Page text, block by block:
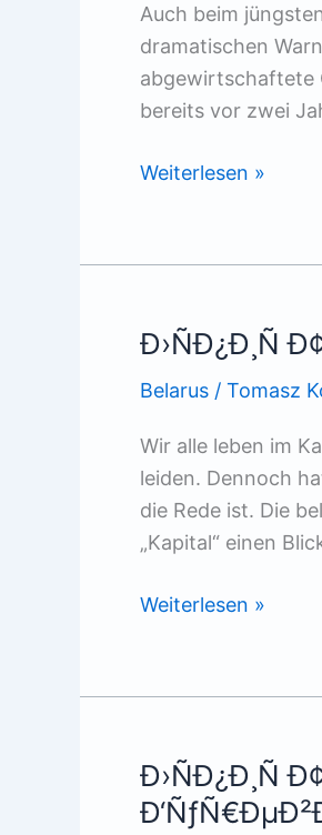
Auch beim
dramatischen
abgewirtschaftete
bereits vor zwei
Geht
Tiger‘
Weiterlesen »
Belarus / Tomasz
Wir alle leben im
leiden. Dennoch
die Rede ist. Die
„Kapital“ einen
Ð›ÑÐ¿Ð¸Ñ
ÐšÐ°Ð¿Ð¸Ñ‚Ð°Ð»
Weiterlesen »